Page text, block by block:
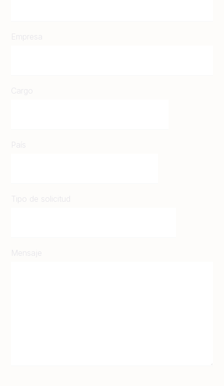
Empresa
Cargo
País
Tipo de solicitud
Mensaje